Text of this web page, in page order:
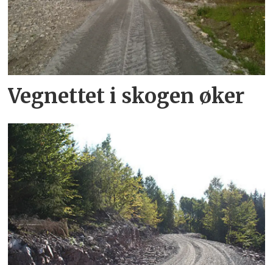
Vegnettet i skogen øker